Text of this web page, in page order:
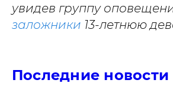
увидев группу
заложники 13-летнюю
Последние новости